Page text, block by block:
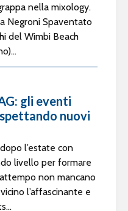
nella mixology.
Negroni Spaventato
del Wimbi Beach
gli eventi
nuovi
l’estate con
livello per formare
non mancano
l’affascinante e